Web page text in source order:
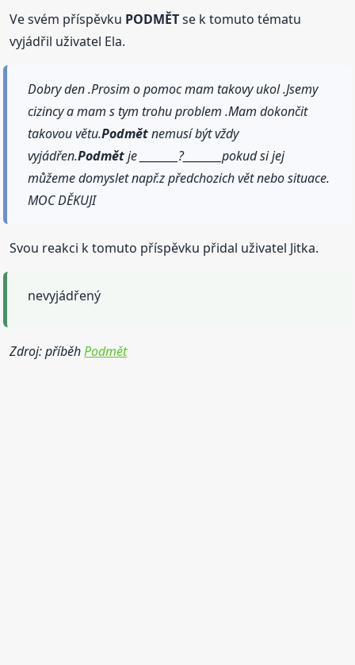
Ve svém příspěvku PODMĚTse k tomuto tématu
vyjádřil uživatel Ela.
Dobry den .Prosim o pomoc mam takovy ukol .Jsemy
cizincy a mam s tym trohu problem .Mam dokončit
takovou větu.Podmětnemusí být vždy
vyjádřen.Podmětje ________?________pokud si jej
můžeme domyslet např.z předchozich vět nebo situace.
MOC DĚKUJI
Svou reakci k tomuto příspěvku přidal uživatel Jitka.
nevyjádřený
Zdroj: příběhPodmět